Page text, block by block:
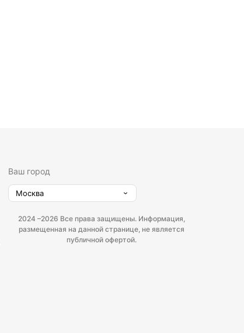
Ваш город
Москва
2024 –2026 Все права защищены. Информация,
размещенная на данной странице, не является
публичной офертой.